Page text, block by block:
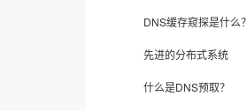
DNS缓存窥探是什么？
先进的分布式系统
什么是DNS预取？